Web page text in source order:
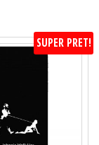
SUPER PRET!